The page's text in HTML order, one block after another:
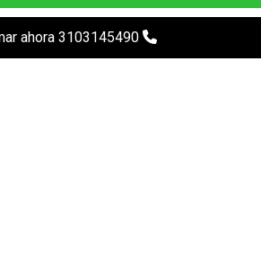
ahora 3103145490